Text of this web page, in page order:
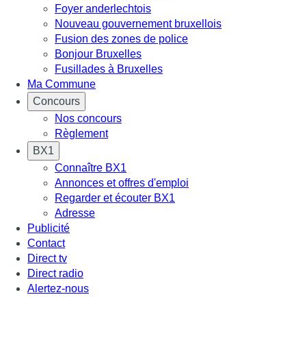
Foyer anderlechtois
Nouveau gouvernement bruxellois
Fusion des zones de police
Bonjour Bruxelles
Fusillades à Bruxelles
Ma Commune
Concours
Nos concours
Règlement
BX1
Connaître BX1
Annonces et offres d'emploi
Regarder et écouter BX1
Adresse
Publicité
Contact
Direct tv
Direct radio
Alertez-nous